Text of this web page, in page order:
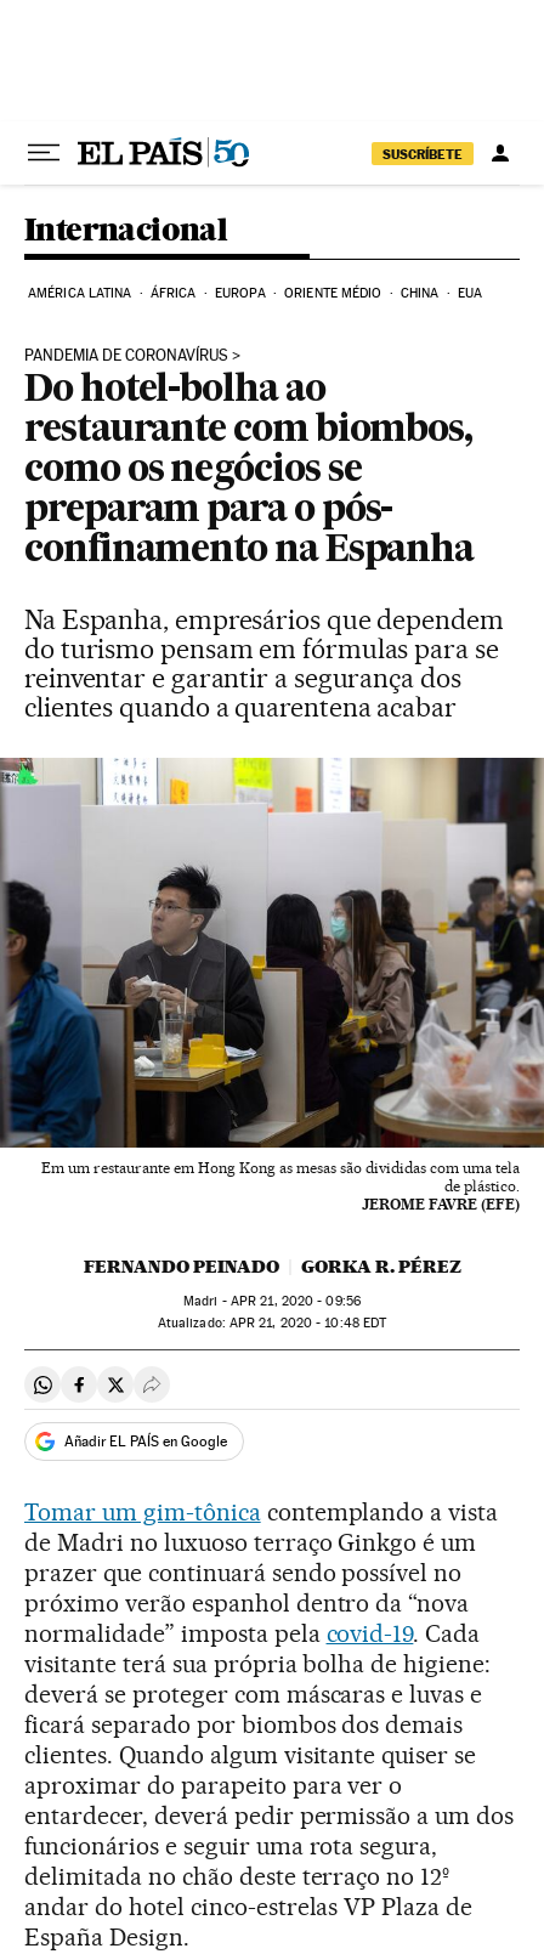
SUSCRÍBETE
Internacional
AMÉRICA LATINA ÁFRICA EUROPA ORIENTE MÉDIO CHINA EUA
PANDEMIA DE CORONAVÍRUS
Do hotel-bolha ao
restaurante com biombos,
como os negócios se
preparam para o pós-
confinamento na Espanha
Na Espanha, empresários que dependem
do turismo pensam em fórmulas para se
reinventar e garantir a segurança dos
clientes quando a quarentena acabar
Em um restaurante em Hong Kong as mesas são divididas com uma tela
de plástico.
JEROME FAVRE (EFE)
FERNANDO PEINADO GORKA R. PÉREZ
Madri - APR 21, 2020 - 09:56
atualizado: APR 21, 2020 - 10:48EDT
Compartir en Whatsapp
Compartir en Facebook
Compartir en Twitter
Desplegar Redes Sociales
Añadir EL PAÍS en Google
Tomar um gim-tônicacontemplando a vista
de Madri no luxuoso terraço Ginkgo é um
prazer que continuará sendo possível no
próximo verão espanhol dentro da “nova
normalidade” imposta pela covid-19. Cada
visitante terá sua própria bolha de higiene:
deverá se proteger com máscaras e luvas e
ficará separado por biombos dos demais
clientes. Quando algum visitante quiser se
aproximar do parapeito para ver o
entardecer, deverá pedir permissão a um dos
funcionários e seguir uma rota segura,
delimitada no chão deste terraço no 12º
andar do hotel cinco-estrelas VP Plaza de
España Design.